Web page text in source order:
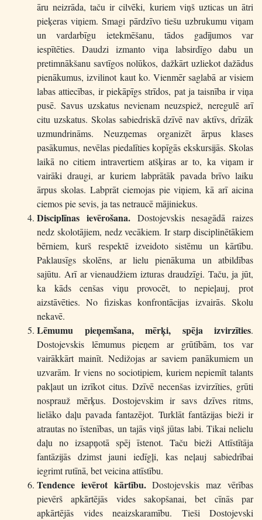
āru neizrāda, taču ir cilvēki, kuriem viņš uzticas un ātri
pieķeras viņiem. Smagi pārdzīvo tiešu uzbrukumu viņam
un vardarbīgu ietekmēšanu, tādos gadījumos var
iespītēties. Daudzi izmanto viņa labsirdīgo dabu un
pretimnākšanu savtīgos nolūkos, dažkārt uzliekot dažādus
pienākumus, izvilinot kaut ko. Vienmēr saglabā ar visiem
labas attiecības, ir piekāpīgs strīdos, pat ja taisnība ir viņa
pusē. Savus uzskatus nevienam neuzspiež, neregulē arī
citu uzskatus. Skolas sabiedriskā dzīvē nav aktīvs, drīzāk
uzmundrināms. Neuzņemas organizēt ārpus klases
pasākumus, nevēlas piedalīties kopīgās ekskursijās. Skolas
laikā no citiem intravertiem atšķiras ar to, ka viņam ir
vairāki draugi, ar kuriem labprātāk pavada brīvo laiku
ārpus skolas. Labprāt ciemojas pie viņiem, kā arī aicina
ciemos pie sevis, ja tas netraucē mājiniekus.
Disciplīnas ievērošana.Dostojevskis nesagādā raizes
nedz skolotājiem, nedz vecākiem. Ir starp disciplinētākiem
bērniem, kurš respektē izveidoto sistēmu un kārtību.
Paklausīgs skolēns, ar lielu pienākuma un atbildības
sajūtu. Arī ar vienaudžiem izturas draudzīgi. Taču, ja jūt,
ka kāds cenšas viņu provocēt, to nepieļauj, prot
aizstāvēties. No fiziskas konfrontācijas izvairās. Skolu
nekavē.
Lēmumu pieņemšana, mērķi, spēja izvirzīties.
Dostojevskis lēmumus pieņem ar grūtībām, tos var
vairākkārt mainīt. Nedižojas ar saviem panākumiem un
uzvarām. Ir viens no sociotipiem, kuriem nepiemīt talants
pakļaut un izrīkot citus. Dzīvē necenšas izvirzīties, grūti
nosprauž mērķus. Dostojevskim ir savs dzīves ritms,
lielāko daļu pavada fantazējot. Turklāt fantāzijas bieži ir
atrautas no īstenības, un tajās viņš jūtas labi. Tikai nelielu
daļu no izsapņotā spēj īstenot. Taču bieži Attīstītāja
fantāzijās dzimst jauni iedīgļi, kas neļauj sabiedrībai
iegrimt rutīnā, bet veicina attīstību.
Tendence ievērot kārtību.Dostojevskis maz vērības
pievērš apkārtējās vides sakopšanai, bet cīnās par
apkārtējās vides neaizskaramību. Tieši Dostojevski